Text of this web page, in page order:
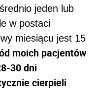
jeden lub
w postaci
miesiącu jest 15
moich pacjentów
30 dni
cierpieli